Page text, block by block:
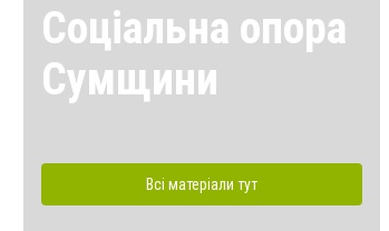
Соціальна опора
Сумщини
Всі матеріали тут